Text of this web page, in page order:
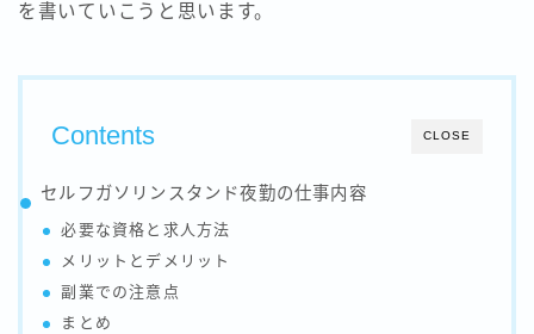
を書いていこうと思います。
CLOSE
Contents
セルフガソリンスタンド夜勤の仕事内容
必要な資格と求人方法
メリットとデメリット
副業での注意点
まとめ